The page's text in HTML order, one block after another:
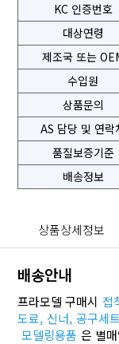
KC 인증번호
대상연령
제조국 또는
수입원
상품문의
AS 담당 및 연락
품질보증기준
배송정보
상품상세정보
배송안내
프라모델 구매시 접
도료, 신너, 공구세
모델링용품 은 별